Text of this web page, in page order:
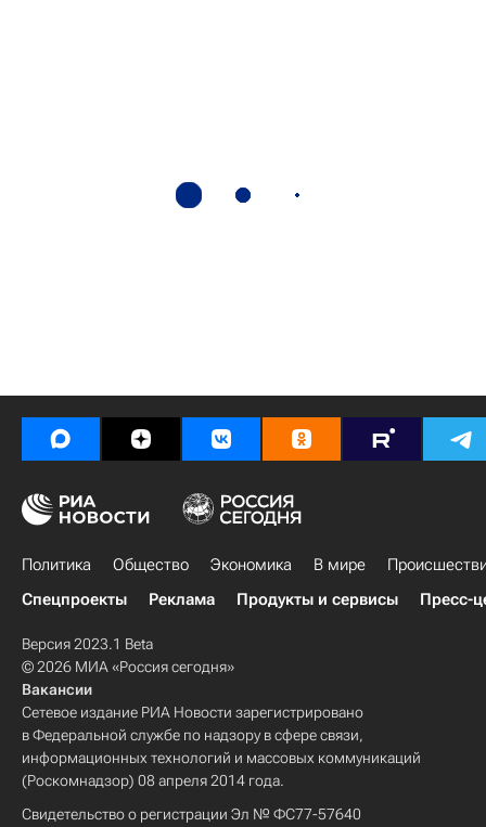
Политика Общество Экономика В мире
Спецпроекты
Реклама Продукты и сервисы Пресс-
Версия 2023.1 Beta
© 2026 МИА «Россия сегодня»
Вакансии
Сетевое издание РИА Новости зарегистрировано
в Федеральной службе по надзору в сфере связи,
информационных технологий и массовых коммуникаций
(Роскомнадзор) 08 апреля 2014 года.
Свидетельство о регистрации Эл № ФС77-57640